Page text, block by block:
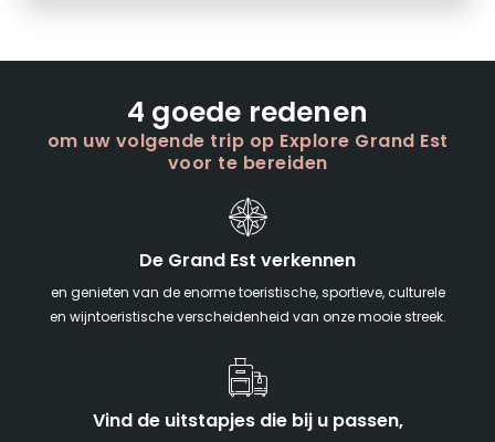
4 goede redenen
om uw volgende trip op Explore Grand Est
voor te bereiden
De Grand Est verkennen
en genieten van de enorme toeristische, sportieve, culturele
en wijntoeristische verscheidenheid van onze mooie streek.
Vind de uitstapjes die bij u passen,